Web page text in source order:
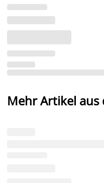
Mehr Artikel aus